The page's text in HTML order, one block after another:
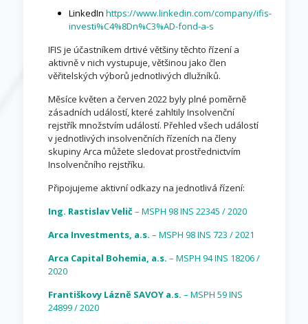
LinkedIn https://www.linkedin.com/company/ifis-
investi%C4%8Dn%C3%AD-fond-a-s
IFIS je účastníkem drtivé většiny těchto řízení a
aktivně v nich vystupuje, většinou jako člen
věřitelských výborů jednotlivých dlužníků.
Měsíce květen a červen 2022 byly plné poměrně
zásadních událostí, které zahltily Insolvenční
rejstřík množstvím událostí. Přehled všech událostí
v jednotlivých insolvenčních řízeních na členy
skupiny Arca můžete sledovat prostřednictvím
Insolvenčního rejstříku.
Připojujeme aktivní odkazy na jednotlivá řízení:
Ing. Rastislav Velič– MSPH 98 INS 22345 / 2020
Arca Investments, a.s. – MSPH 98 INS 723 / 2021
Arca Capital Bohemia, a.s. – MSPH 94 INS 18206 /
2020
Františkovy Lázně SAVOY a.s. – MSPH 59 INS
24899 / 2020